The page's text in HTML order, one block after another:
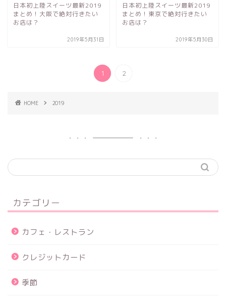
日本初上陸スイーツ最新2019
まとめ！大阪で絶対行きたい
お店は？
2019年5月31日
日本初上陸スイーツ最新2019
まとめ！東京で絶対行きたい
お店は？
2019年5月30日
1 2
HOME 2019
カテゴリー
カフェ・レストラン
クレジットカード
季節